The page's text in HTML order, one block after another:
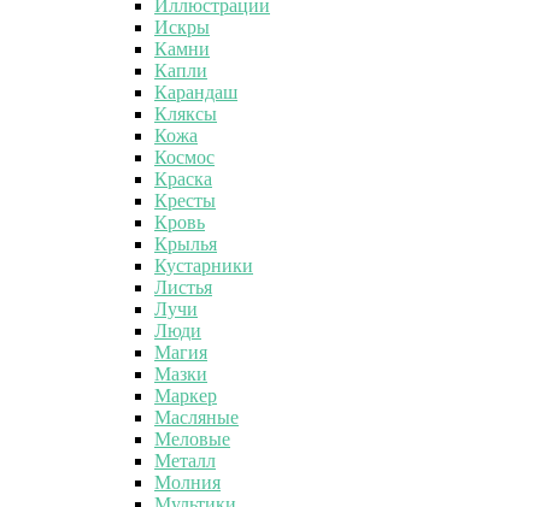
Иллюстрации
Искры
Камни
Капли
Карандаш
Кляксы
Кожа
Космос
Краска
Кресты
Кровь
Крылья
Кустарники
Листья
Лучи
Люди
Магия
Мазки
Маркер
Масляные
Меловые
Металл
Молния